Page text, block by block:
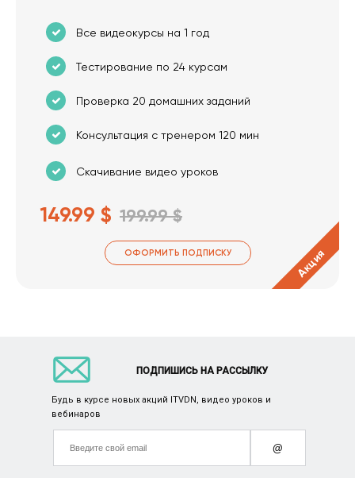
Все видеокурсы на 1 год
Тестирование по 24 курсам
Проверка 20 домашних заданий
Консультация с тренером 120 мин
Скачивание видео уроков
149.99 $ 199.99 $
ОФОРМИТЬ ПОДПИСКУ Акция
ПОДПИШИСЬ НА РАССЫЛКУ
Будь в курсе новых акций ITVDN, видео уроков и
вебинаров
@